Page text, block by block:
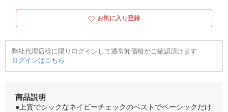
お気に入り登録
弊社代理店様に限りログインして通常卸価格がご確認頂けます
ログインはこちら
商品説明
●上質でシックなネイビーチェックのベストでベーシックだけ